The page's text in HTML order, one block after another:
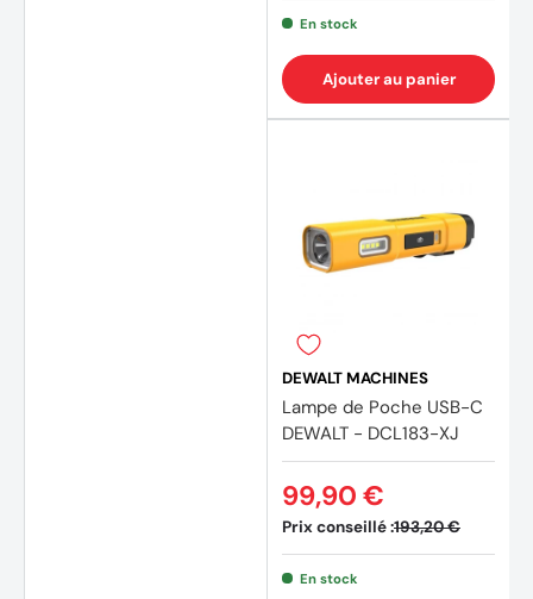
(1
En stock
Ajouter au panier
DEWALT MACHINES
Lampe de Poche USB-C
DEWALT - DCL183-XJ
Prix conseillé :193,20 €
99,90 €
En stock